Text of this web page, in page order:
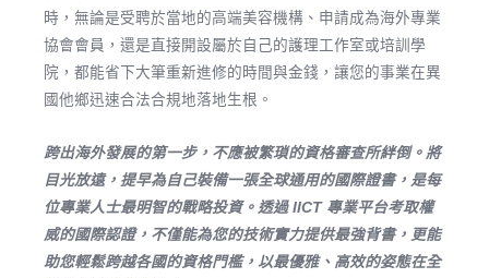
時，無論是受聘於當地的高端美容機構、申請成為海外專業
協會會員，還是直接開設屬於自己的護理工作室或培訓學
院，都能省下大筆重新進修的時間與金錢，讓您的事業在異
國他鄉迅速合法合規地落地生根。
跨出海外發展的第一步，不應被繁瑣的資格審查所絆倒。將
目光放遠，提早為自己裝備一張全球通用的國際證書，是每
位專業人士最明智的戰略投資。透過 IICT 專業平台考取權
威的國際認證，不僅能為您的技術實力提供最強背書，更能
助您輕鬆跨越各國的資格門檻，以最優雅、高效的姿態在全